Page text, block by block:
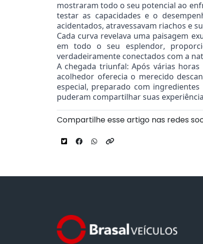
mostraram todo o seu potencial ao
testar as capacidades e o
acidentados, atravessavam riachos e
Cada curva revelava uma paisagem
em todo o seu esplendor,
verdadeiramente conectados com a
A chegada triunfal: Após várias
acolhedor oferecia o merecido
especial, preparado com
puderam compartilhar suas
Compartilhe esse artigo nas redes